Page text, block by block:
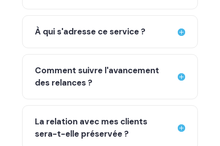
À qui s'adresse ce service ?
Comment suivre l'avancement
des relances ?
La relation avec mes clients
sera-t-elle préservée ?